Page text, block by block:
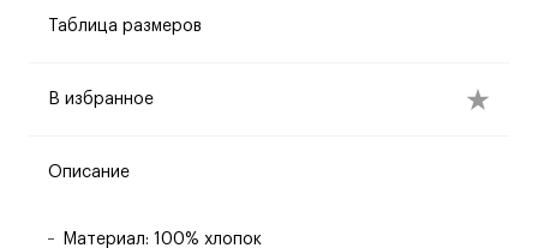
Таблица размеров
В избранное
Описание
Материал: 100% хлопок